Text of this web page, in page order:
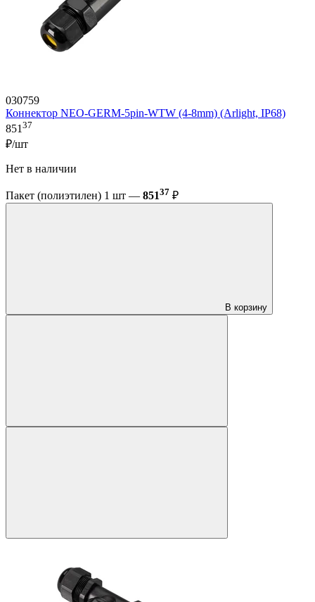
030759
Коннектор NEO-GERM-5pin-WTW (4-8mm) (Arlight, IP68)
85137
₽/шт
Нет в наличии
Пакет (полиэтилен) 1 шт — 85137 ₽
В корзину